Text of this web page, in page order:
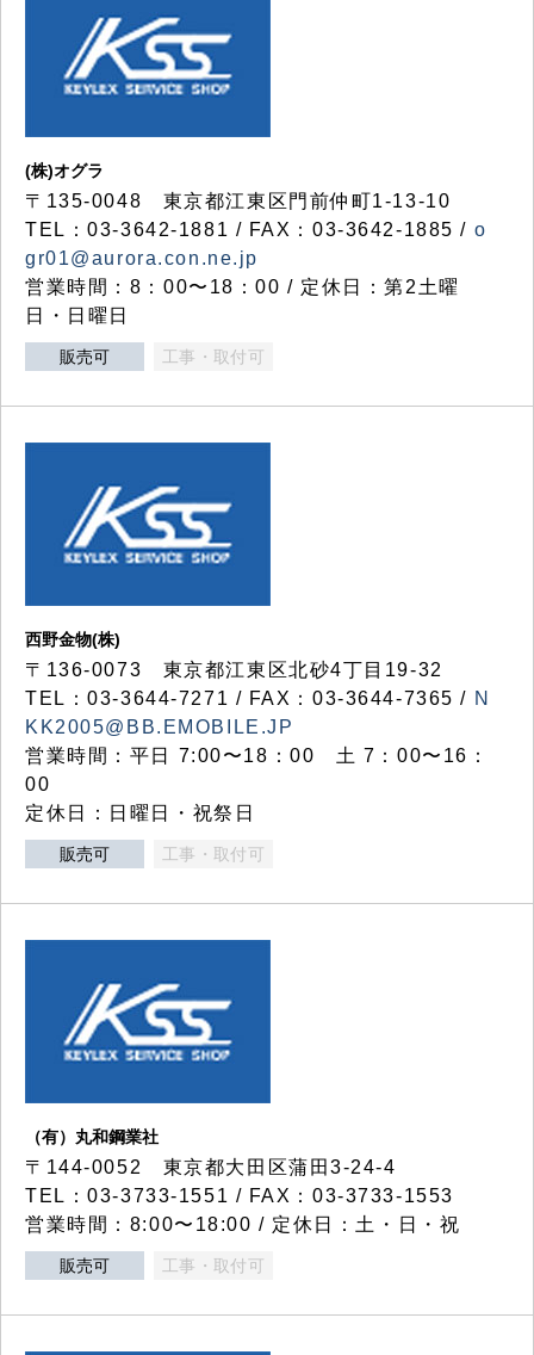
(株)オグラ
〒135-0048 東京都江東区門前仲町1-13-10
TEL：03-3642-1881 / FAX：03-3642-1885 / o
gr01@aurora.con.ne.jp
営業時間：8：00〜18：00 / 定休日：第2土曜
日・日曜日
販売可 工事・取付可
西野金物(株)
〒136-0073 東京都江東区北砂4丁目19-32
TEL：03‐3644‐7271 / FAX：03-3644-7365 / N
KK2005@BB.EMOBILE.JP
営業時間：平日 7:00〜18：00 土 7：00〜16：
00
定休日：日曜日・祝祭日
販売可 工事・取付可
（有）丸和鋼業社
〒144-0052 東京都大田区蒲田3-24-4
TEL：03-3733-1551 / FAX：03-3733-1553
営業時間：8:00〜18:00 / 定休日：土・日・祝
販売可 工事・取付可